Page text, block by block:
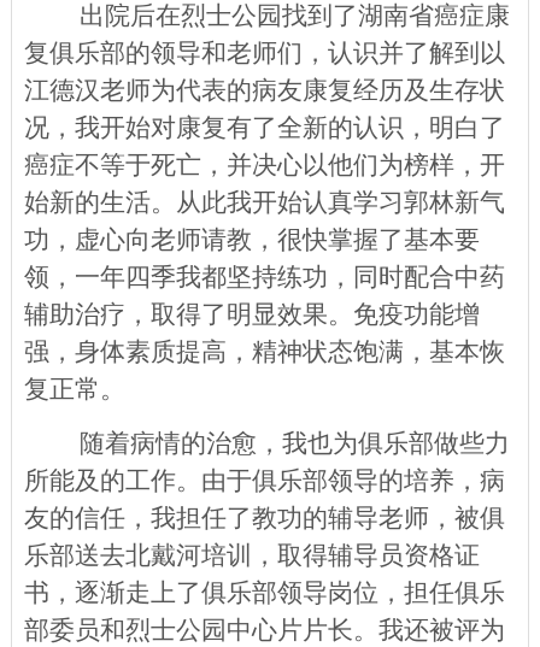
出院后在烈士公园找到了湖南省癌症康
复俱乐部的领导和老师们，认识并了解到 以
江德汉老师为代表的病友康复经历及生存状
况， 我开始对康复有了全新的认识， 明白了
癌症不等于死亡，并决心以他们为榜样，开
始新的生活。 从此我开始认真学习郭林新气
功，虚心向老师请教，很快掌握了基本要
领，一年四季我都坚持练功，同时配合中药
辅助治疗，取得了明显效果。免疫功能增
强，身体素质提高，精神状态饱满，基本恢
复正常。
随着病情的治愈，我也为俱乐部做些力
所能及的工作。由于俱乐部领导的培养，病
友的信任，我担任了教功的辅导老师，被俱
乐部送去北戴河培训，取得辅导员资格证
书，逐渐走上了俱乐部领导岗位，担任俱乐
部委员和烈士公园中心片片长。我还被评为